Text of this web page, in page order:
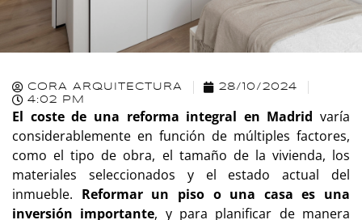
CORA ARQUITECTURA
28/10/2024
4:02 PM
El coste de una reforma integral en Madrid varía
considerablemente en función de múltiples factores,
como el tipo de obra, el tamaño de la vivienda, los
materiales seleccionados y el estado actual del
inmueble. Reformar un piso o una casa es una
inversión importante, y para planificar de manera